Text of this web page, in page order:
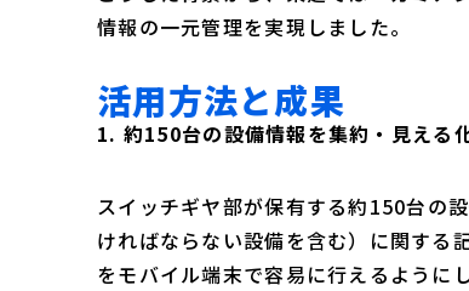
情報の一元管理を実現しました。
活用方法と成果
1. 約150台の設備情報を集約・見える
スイッチギヤ部が保有する約150台の
ければならない設備を含む）に関する
をモバイル端末で容易に行えるように